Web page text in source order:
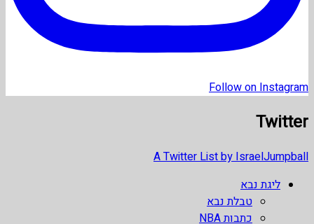
Follow on Instagram
Twitter
A Twitter List by IsraelJumpball
ליגת נבא
טבלת נבא
כתבות NBA